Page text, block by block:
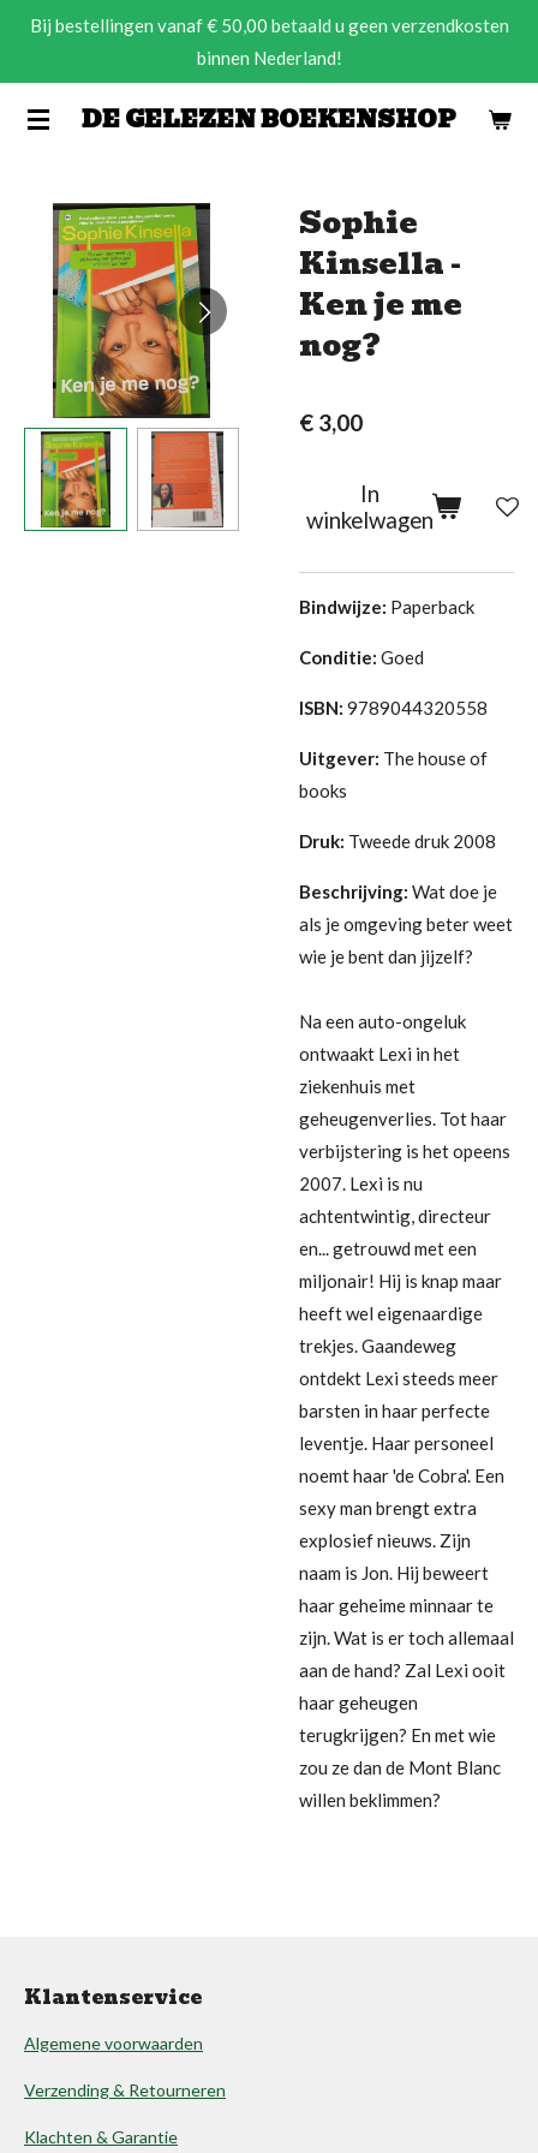
Ga
de
DE GELEZEN BOEKENSHOP
Bij bestellingen vanaf € 50,00 betaald u geen verzendkosten
binnen Nederland!
Sophie
Kinsella -
Ken je me
nog?
€ 3,00
In
winkelwagen
Bindwijze: Paperback
Conditie: Goed
ISBN: 9789044320558
Uitgever: The house of
books
Druk: Tweede druk 2008
Beschrijving: Wat doe je
als je omgeving beter weet
wie je bent dan jijzelf?
Na een auto-ongeluk
ontwaakt Lexi in het
ziekenhuis met
geheugenverlies. Tot haar
verbijstering is het opeens
2007. Lexi is nu
achtentwintig, directeur
en... getrouwd met een
miljonair! Hij is knap maar
heeft wel eigenaardige
trekjes. Gaandeweg
ontdekt Lexi steeds meer
barsten in haar perfecte
leventje. Haar personeel
noemt haar 'de Cobra'. Een
sexy man brengt extra
explosief nieuws. Zijn
naam is Jon. Hij beweert
haar geheime minnaar te
zijn. Wat is er toch allemaal
aan de hand? Zal Lexi ooit
haar geheugen
terugkrijgen? En met wie
zou ze dan de Mont Blanc
willen beklimmen?
Klantenservice
Algemene voorwaarden
Verzending & Retourneren
Klachten & Garantie